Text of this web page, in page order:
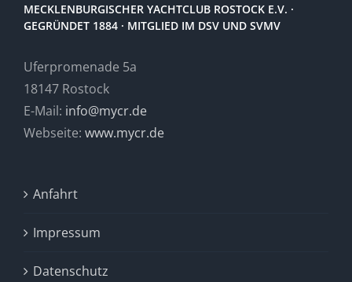
MECKLENBURGISCHER YACHTCLUB ROSTOCK E.V. ·
GEGRÜNDET 1884 · MITGLIED IM DSV UND SVMV
Uferpromenade 5a
18147 Rostock
E-Mail: info@mycr.de
Webseite: www.mycr.de
Anfahrt
Impressum
Datenschutz